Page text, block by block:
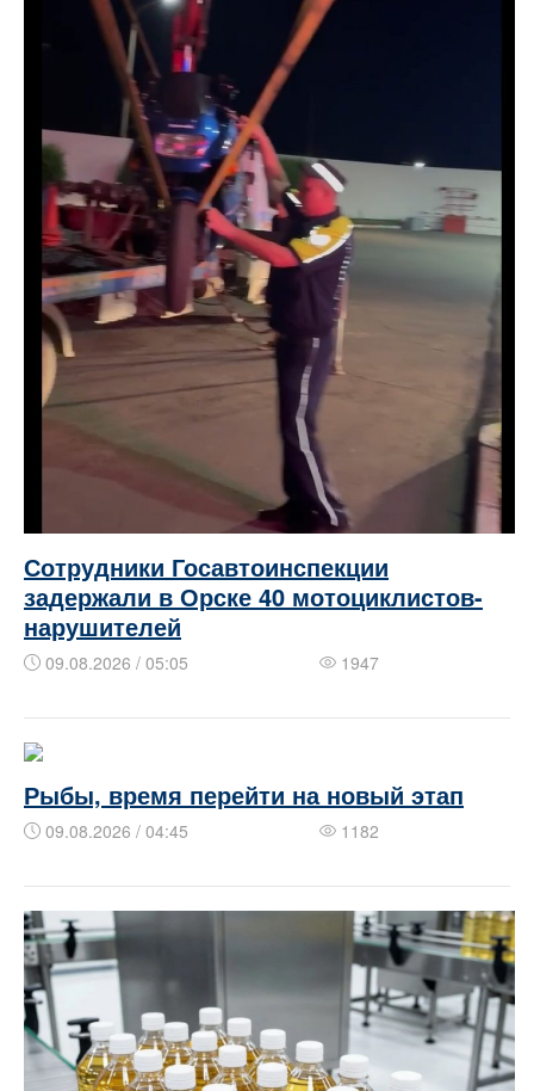
Сотрудники Госавтоинспекции
задержали в Орске 40 мотоциклистов-
нарушителей
09.08.2026 / 05:05 1947
Рыбы, время перейти на новый этап
09.08.2026 / 04:45 1182